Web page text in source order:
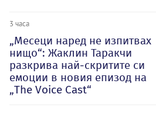
3 часа
„Месеци наред не изпитвах
нищо“: Жаклин Таракчи
разкрива най-скритите си
емоции в новия епизод на
„The Voice Cast“